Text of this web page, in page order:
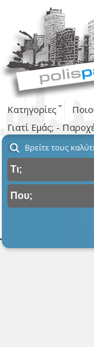
Κατηγορίες
Γιατί Εμάς; -
Βρείτε τους